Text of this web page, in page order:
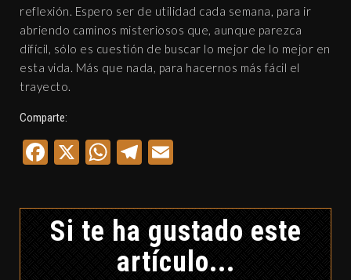
reflexión. Espero ser de utilidad cada semana, para ir
abriendo caminos misteriosos que, aunque parezca
difícil, sólo es cuestión de buscar lo mejor de lo mejor en
esta vida. Más que nada, para hacernos más fácil el
trayecto.
Comparte:
Facebook
X WhatsApp
Telegram
Si te ha gustado este
artículo...